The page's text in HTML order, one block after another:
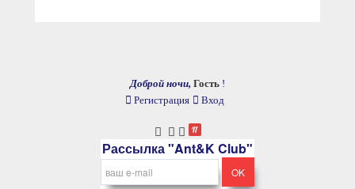
Доброй ночи, Гость !
Регистрация
Вход
Рассылка "Ant&K Club"